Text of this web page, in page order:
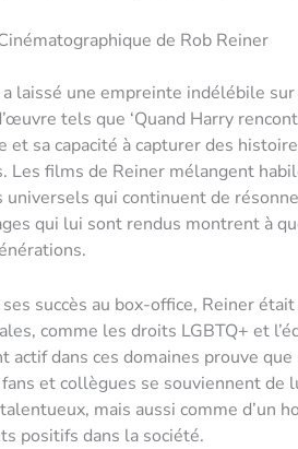
de Rob Reiner
laissé une empreinte indélébile
tels que ‘Quand Harry
et sa capacité à capturer des
Les films de Reiner mélangent
qui continuent de
qui lui sont rendus montrent à
succès au box-office, Reiner
comme les droits LGBTQ+ et
actif dans ces domaines prouve
fans et collègues se souviennent de
mais aussi comme d’un
positifs dans la société.